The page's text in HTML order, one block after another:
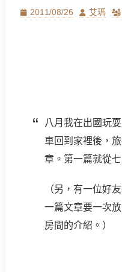
Posted
2011/08/26 Author
艾瑪
八月我在出國玩
車回到家裡後，
章。第一篇就從
（另，有一位好
一篇文章要一次
房間的介紹。）